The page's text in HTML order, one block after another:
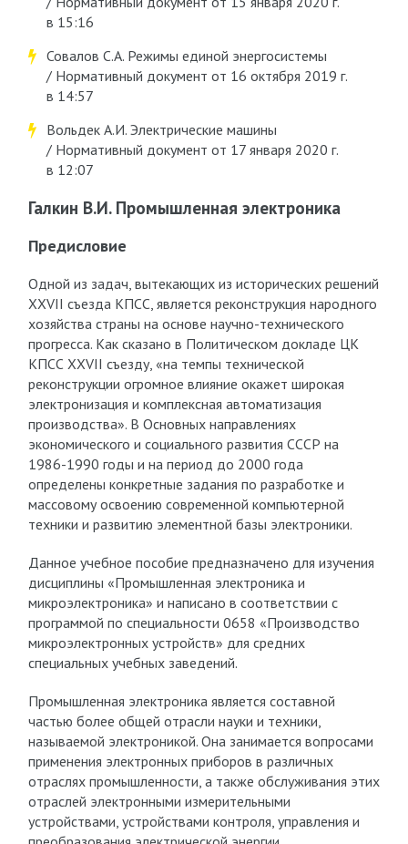
в 15:16
Совалов С.А. Режимы единой энергосистемы
/ Нормативный документ от 16 октября 2019 г.
в 14:57
Вольдек А.И. Электрические машины
/ Нормативный документ от 17 января 2020 г.
в 12:07
Галкин В.И. Промышленная электроника
Предисловие
Одной из задач, вытекающих из исторических решений
XXVII съезда КПСС, является реконструкция народного
хозяйства страны на основе научно-технического
прогресса. Как сказано в Политическом докладе ЦК
КПСС XXVII съезду, «на темпы технической
реконструкции огромное влияние окажет широкая
электронизация и комплексная автоматизация
производства». В Основных направлениях
экономического и социального развития СССР на
1986-1990 годы и на период до 2000 года
определены конкретные задания по разработке и
массовому освоению современной компьютерной
техники и развитию элементной базы электроники.
Данное учебное пособие предназначено для изучения
дисциплины «Промышленная электроника и
микроэлектроника» и написано в соответствии с
программой по специальности 0658 «Производство
микроэлектронных устройств» для средних
специальных учебных заведений.
Промышленная электроника является составной
частью более общей отрасли науки и техники,
называемой электроникой. Она занимается вопросами
применения электронных приборов в различных
отраслях промышленности, а также обслуживания этих
отраслей электронными измерительными
устройствами, устройствами контроля, управления и